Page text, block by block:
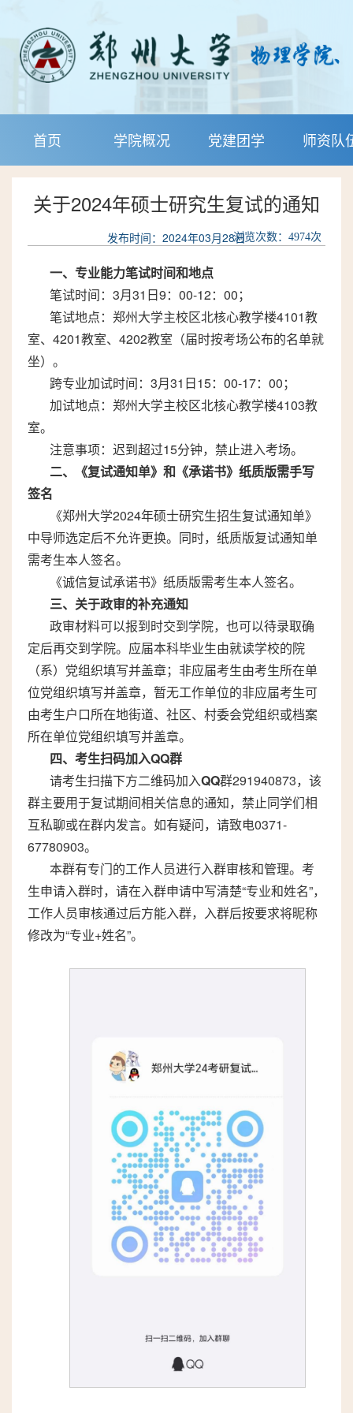
首页 学院概况 党建团学 师资队
关于2024年硕士研究生复试的通知
发布时间：2024年03月28日浏览次数： 4974次
一、专业能力笔试时间和地点
笔试时间：3月31日9：00-12：00；
笔试地点：郑州大学主校区北核心教学楼4101教
室、4201教室、4202教室（届时按考场公布的名单就
坐）。
跨专业加试时间：3月31日15：00-17：00；
加试地点：郑州大学主校区北核心教学楼4103教
室。
注意事项：迟到超过15分钟，禁止进入考场。
二、《复试通知单》和《承诺书》纸质版需手写
签名
《郑州大学2024年硕士研究生招生复试通知单》
中导师选定后不允许更换。同时，纸质版复试通知单
需考生本人签名。
《诚信复试承诺书》纸质版需考生本人签名。
三、关于政审的补充通知
政审材料可以报到时交到学院，也可以待录取确
定后再交到学院。应届本科毕业生由就读学校的院
（系）党组织填写并盖章；非应届考生由考生所在单
位党组织填写并盖章，暂无工作单位的非应届考生可
由考生户口所在地街道、社区、村委会党组织或档案
所在单位党组织填写并盖章。
四、考生扫码加入QQ群
请考生扫描下方二维码加入QQ群291940873，该
群主要用于复试期间相关信息的通知，禁止同学们相
互私聊或在群内发言。如有疑问，请致电0371-
67780903。
本群有专门的工作人员进行入群审核和管理。考
生申请入群时，请在入群申请中写清楚“专业和姓名”，
工作人员审核通过后方能入群，入群后按要求将昵称
修改为“专业+姓名”。